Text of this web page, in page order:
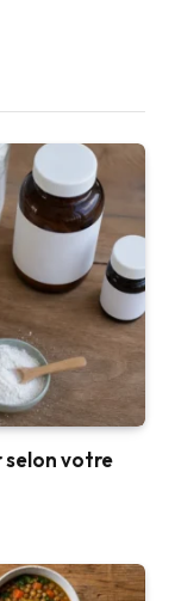
selon votre